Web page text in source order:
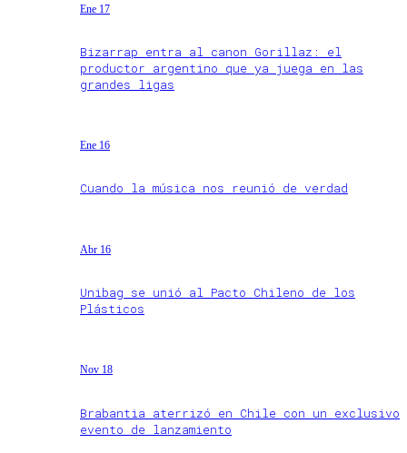
Ene 17
Bizarrap entra al canon Gorillaz: el
productor argentino que ya juega en las
grandes ligas
Ene 16
Cuando la música nos reunió de verdad
Abr 16
Unibag se unió al Pacto Chileno de los
Plásticos
Nov 18
Brabantia aterrizó en Chile con un exclusivo
evento de lanzamiento